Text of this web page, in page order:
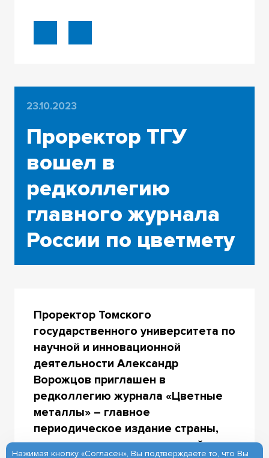
23.10.2023
Проректор ТГУ
вошел в
редколлегию
главного журнала
России по цветмету
Проректор Томского
государственного университета по
научной и инновационной
деятельности Александр
Ворожцов приглашен в
редколлегию журнала «Цветные
металлы» – главное
периодическое издание страны,
освещающее задачи цветной
Нажимая кнопку «Согласен», Вы подтверждаете то, что Вы